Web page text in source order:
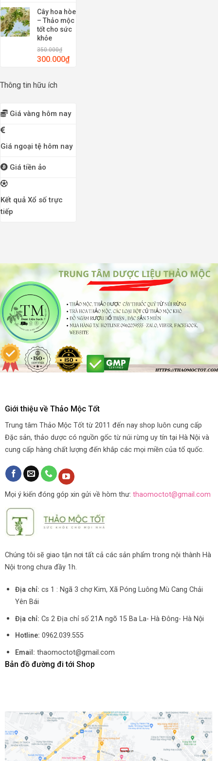
Cây hoa hòe
– Thảo mộc
tốt cho sức
khỏe
350.000₫
300.000₫
Thông tin hữu ích
Giá vàng hôm nay
Giá ngoại tệ hôm nay
Giá tiền ảo
Kết quả Xổ số trực
tiếp
Giới thiệu về Thảo Mộc Tốt
Trung tâm Thảo Mộc Tốt từ 2011 đến nay shop luôn cung cấp
Đặc sản, thảo dược có nguồn gốc từ núi rừng uy tín tại Hà Nội và
cung cấp hàng chất lượng đến khắp các mọi miền của tổ quốc.
Mọi ý kiến đóng góp xin gửi về hòm thư: thaomoctot@gmail.com
Chúng tôi sẽ giao tận nơi tất cả các sản phẩm trong nội thành Hà
Nội trong chưa đầy 1h.
Địa chỉ: cs 1 : Ngã 3 chợ Kim, Xã Póng Luông Mù Cang Chải
Yên Bái
Địa chỉ: Cs 2 Địa chỉ số 21A ngõ 15 Ba La- Hà Đông- Hà Nội
Hotline: 0962.039.555
Email: thaomoctot@gmail.com
Bản đồ đường đi tới Shop